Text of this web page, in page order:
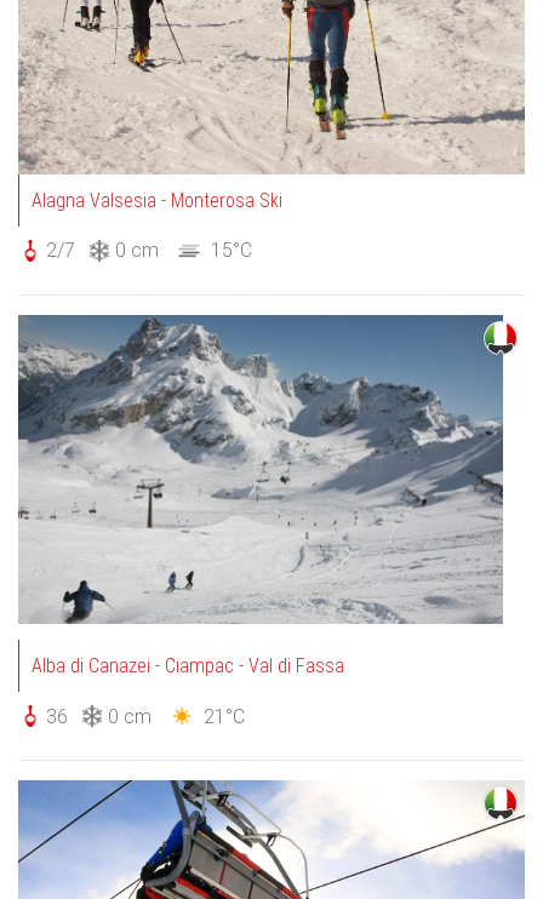
Alagna Valsesia - Monterosa Ski
2/7 0 cm 15°C
Alba di Canazei - Ciampac - Val di Fassa
36 0 cm 21°C